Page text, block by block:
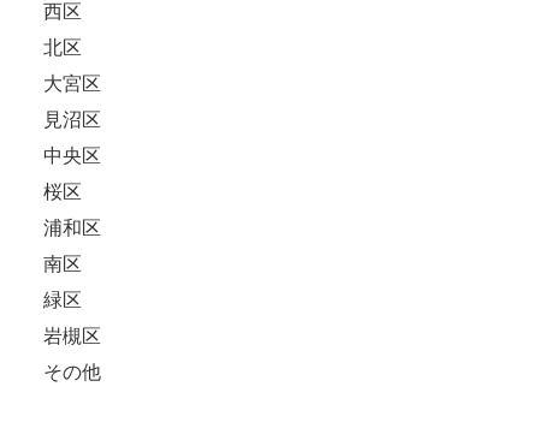
西区
北区
大宮区
見沼区
中央区
桜区
浦和区
南区
緑区
岩槻区
その他